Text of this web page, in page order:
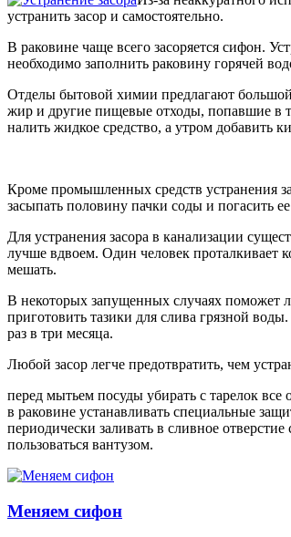
устранить засор и самостоятельно.
В раковине чаще всего засоряется сифон.
необходимо заполнить раковину горячей
Отделы бытовой химии предлагают большой
жир и другие пищевые отходы, попавшие в
налить жидкое средство, а утром добавить
Кроме промышленных средств устранения
засыпать половину пачки соды и погасить
Для устранения засора в канализации
лучше вдвоем. Один человек проталкивает
мешать.
В некоторых запущенных случаях поможет
приготовить тазики для слива грязной
раз в три месяца.
Любой засор легче предотвратить, чем
перед мытьем посуды убирать с тарелок
в раковине устанавливать специальные
периодически заливать в сливное
пользоваться вантузом.
Меняем сифон